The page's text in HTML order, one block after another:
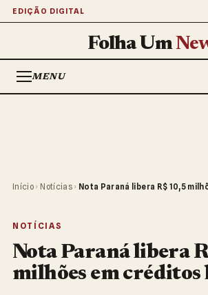
EDIÇÃO DIGITAL
Folha Um
MENU
Início › Notícias › Nota Paraná libera R$ 10,5
NOTÍCIAS
Nota Paraná libera
milhões em créditos